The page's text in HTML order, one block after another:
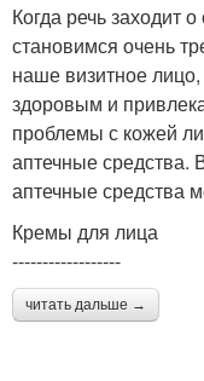
Когда речь заходит
становимся очень
наше визитное
здоровым и
проблемы с кожей
аптечные средства.
аптечные средства
Кремы для лица
------------------
читать дальше →